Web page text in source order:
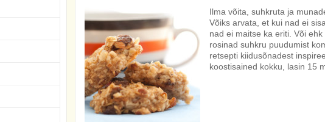
Ilma võita, suhkruta ja
Võiks arvata, et kui nad ei
nad ei maitse ka eriti. Või
rosinad suhkru puudumist
retsepti kiidusõnadest
koostisained kokku, lasin 15